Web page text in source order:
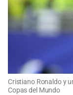
Cristiano Ronaldo y
Copas del Mundo